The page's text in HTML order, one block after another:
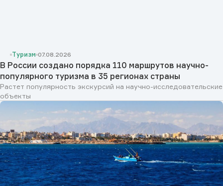
Туризм 07.08.2026
В России создано порядка 110 маршрутов научно-
популярного туризма в 35 регионах страны
Растет популярность экскурсий на научно-исследовательские
объекты